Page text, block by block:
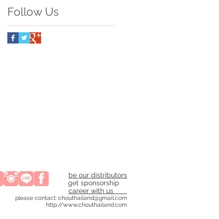
Follow Us
be our distributors
get sponsorship
career with us
please contact: chouthailand@gmail.com
http://www.chouthailand.com